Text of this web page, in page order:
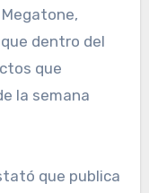
dentro del
que
la semana
que publica